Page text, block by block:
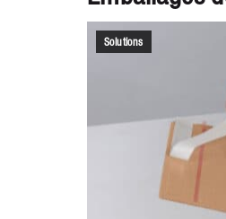
Solutions